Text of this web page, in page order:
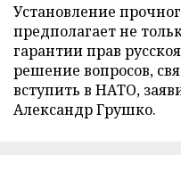
Установление
предполагает не
гарантии прав
решение вопросов,
вступить в НАТО,
Александр Грушко.